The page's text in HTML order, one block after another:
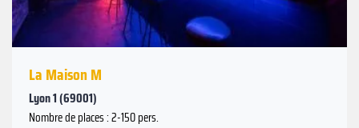
La Maison M
Lyon 1 (69001)
Nombre de places : 2-150 pers.